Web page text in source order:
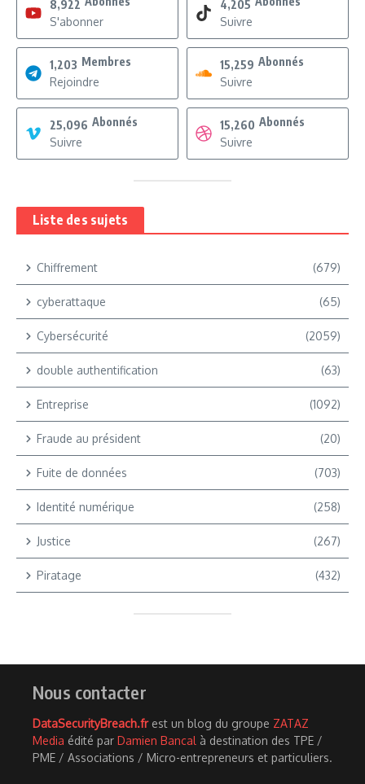
8,922
S'abonner
4,205
Suivre
1,203 Membres
Rejoindre
15,259 Abonnés
Suivre
25,096 Abonnés
Suivre
15,260 Abonnés
Suivre
Liste des sujets
Chiffrement (679)
cyberattaque (65)
Cybersécurité (2059)
double authentification (63)
Entreprise (1092)
Fraude au président (20)
Fuite de données (703)
Identité numérique (258)
Justice (267)
Piratage (432)
Nous contacter
DataSecurityBreach.frest un blog du groupe ZATAZ
Media édité par Damien Bancal à destination des TPE /
PME / Associations / Micro-entrepreneurs et particuliers.